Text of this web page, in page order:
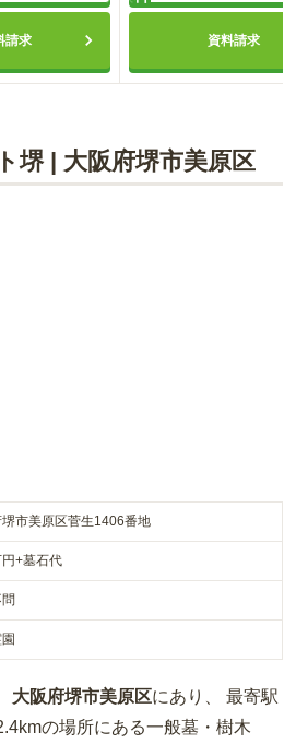
請求 資料請求
堺| 大阪府堺市美原区
堺市美原区菅生1406番地
+墓石代
大阪府堺市美原区にあり、 最寄駅
の場所にある一般墓・樹木